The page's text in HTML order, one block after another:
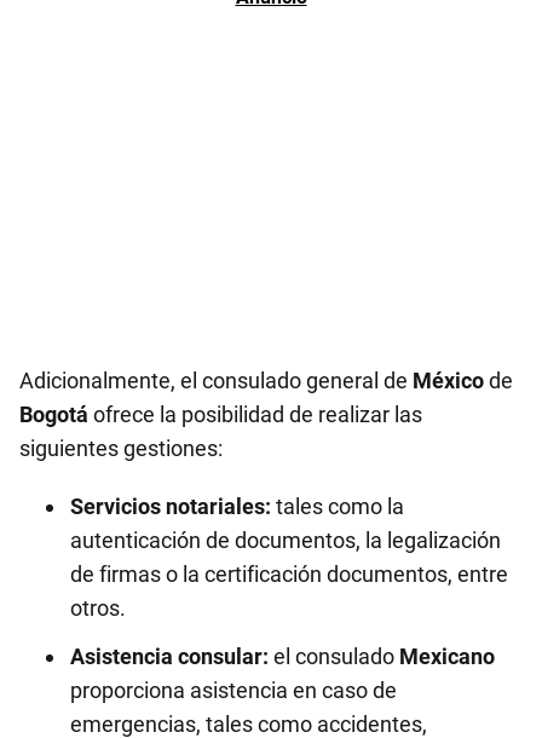
Adicionalmente, el consulado general de Méxicode
Bogotá ofrece la posibilidad de realizar las
siguientes gestiones:
Servicios notariales: tales como la
autenticación de documentos, la legalización
de firmas o la certificación documentos, entre
otros.
Asistencia consular: el consulado Mexicano
proporciona asistencia en caso de
emergencias, tales como accidentes,